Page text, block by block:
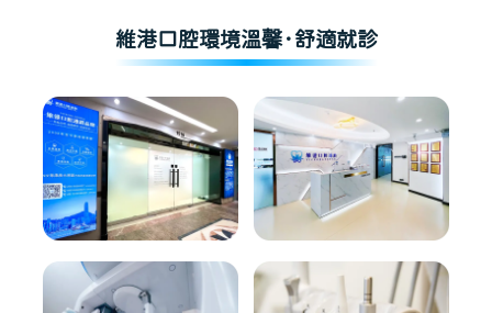
維港口腔環境溫馨·舒適就診